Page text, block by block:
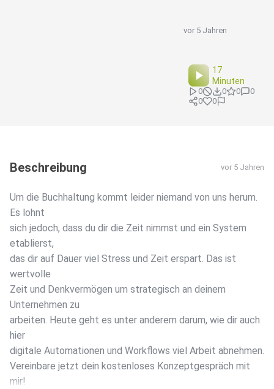
vor 5 Jahren
17
Minuten
0 0 0
0
0
0
Beschreibung vor 5 Jahren
Um die Buchhaltung kommt leider niemand von uns herum.
Es lohnt
sich jedoch, dass du dir die Zeit nimmst und ein System
etablierst,
das dir auf Dauer viel Stress und Zeit erspart. Das ist
wertvolle
Zeit und Denkvermögen um strategisch an deinem
Unternehmen zu
arbeiten. Heute geht es unter anderem darum, wie dir auch
hier
digitale Automationen und Workflows viel Arbeit abnehmen.
Vereinbare jetzt dein kostenloses Konzeptgespräch mit
mir!